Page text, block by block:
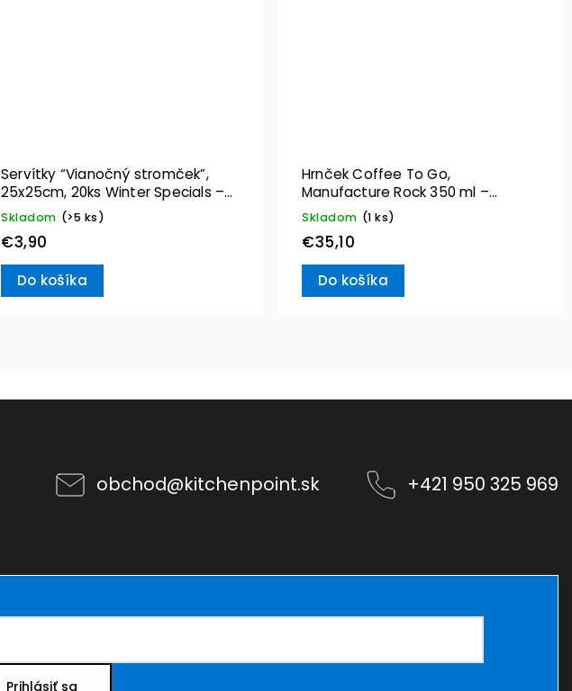
Servítky “Vianočný stromček”,
25x25cm, 20ks Winter Specials –
Villeroy & Boch
Skladom (>5 ks)
€3,90
Do košíka
Hrnček Coffee To Go,
Manufacture Rock 350 ml –
Villeroy & Boch
Skladom (1 ks)
€35,10
Do košíka
obchod@kitchenpoint.sk +421 950 325 969
Prihlásiť sa